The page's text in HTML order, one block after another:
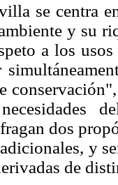
se centra
y su
a los
dos
y
de